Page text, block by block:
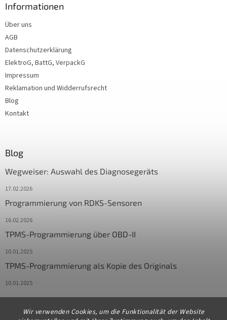
Wir verwenden Cookies, um die Funktionalität der Website
Informationen
Über uns
AGB
Datenschutzerklärung
ElektroG, BattG, VerpackG
Impressum
Reklamation und Widderrufsrecht
Blog
Kontakt
Blog
Wegweiser: Auswahl des Diagnosegeräts
17.02.2026
Programmierung von RDKS-Sensoren
16.02.2026
TPMS-Programmierung über OBD-II
10.01.2025
TPMS-Programmierung als Kopie des Originals
10.01.2025
Kontakt